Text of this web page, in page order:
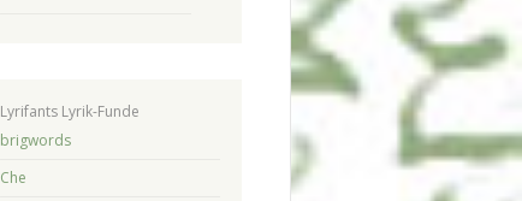
Lyrifants Lyrik-Funde
brigwords
Che